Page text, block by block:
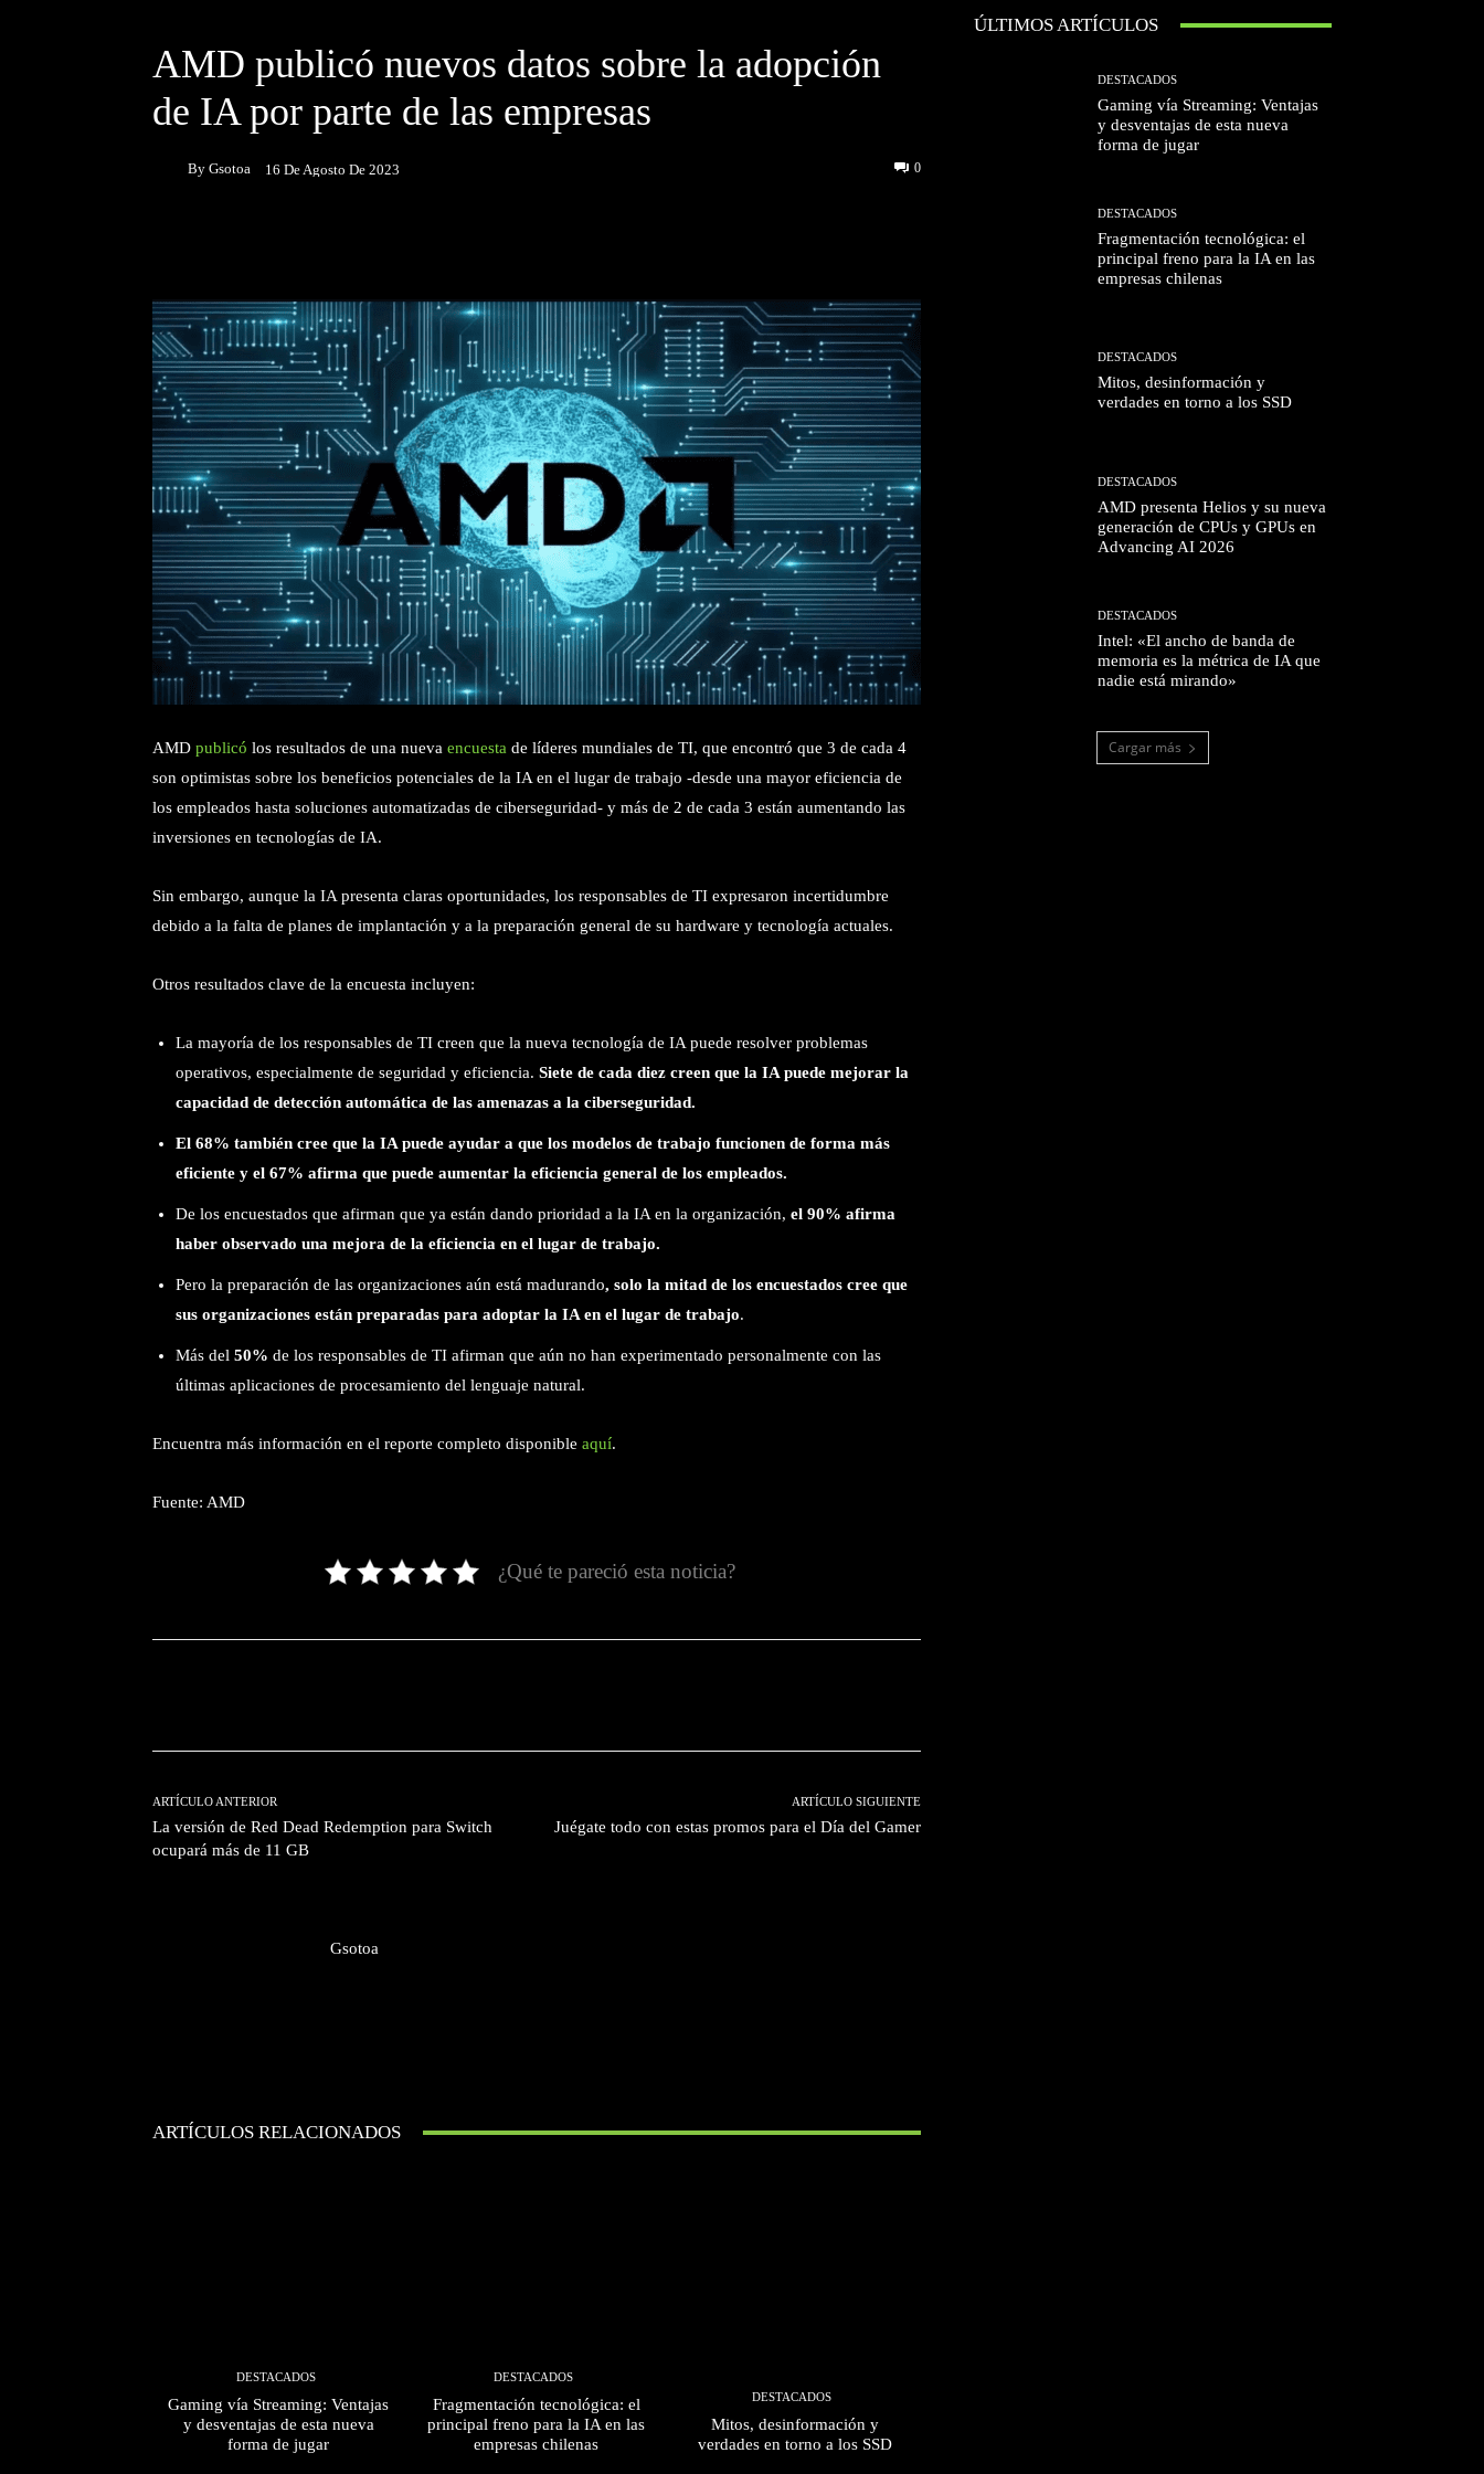
AMD publicó nuevos datos sobre la adopción
de IA por parte de las empresas
By Gsotoa 16 De Agosto De 2023 0
AMD publicó los resultados de una nueva encuesta de líderes mundiales de TI, que encontró que 3 de cada 4
son optimistas sobre los beneficios potenciales de la IA en el lugar de trabajo -desde una mayor eficiencia de
los empleados hasta soluciones automatizadas de ciberseguridad- y más de 2 de cada 3 están aumentando las
inversiones en tecnologías de IA.
Sin embargo, aunque la IA presenta claras oportunidades, los responsables de TI expresaron incertidumbre
debido a la falta de planes de implantación y a la preparación general de su hardware y tecnología actuales.
Otros resultados clave de la encuesta incluyen:
La mayoría de los responsables de TI creen que la nueva tecnología de IA puede resolver problemas
operativos, especialmente de seguridad y eficiencia. Siete de cada diez creen que la IA puede mejorar la
capacidad de detección automática de las amenazas a la ciberseguridad.
El 68% también cree que la IA puede ayudar a que los modelos de trabajo funcionen de forma más
eficiente y el 67% afirma que puede aumentar la eficiencia general de los empleados.
De los encuestados que afirman que ya están dando prioridad a la IA en la organización, el 90% afirma
haber observado una mejora de la eficiencia en el lugar de trabajo.
Pero la preparación de las organizaciones aún está madurando, solo la mitad de los encuestados cree que
sus organizaciones están preparadas para adoptar la IA en el lugar de trabajo.
Más del 50% de los responsables de TI afirman que aún no han experimentado personalmente con las
últimas aplicaciones de procesamiento del lenguaje natural.
Encuentra más información en el reporte completo disponible aquí.
Fuente: AMD
¿Qué te pareció esta noticia?
ARTÍCULO ANTERIOR
La versión de Red Dead Redemption para Switch
ocupará más de 11 GB
ARTÍCULO SIGUIENTE
Juégate todo con estas promos para el Día del Gamer
Gsotoa
ARTÍCULOS RELACIONADOS
DESTACADOS
Gaming vía Streaming: Ventajas
y desventajas de esta nueva
forma de jugar
DESTACADOS
Fragmentación tecnológica: el
principal freno para la IA en las
empresas chilenas
DESTACADOS
Mitos, desinformación y
verdades en torno a los SSD
ÚLTIMOS ARTÍCULOS
DESTACADOS
Gaming vía Streaming: Ventajas
y desventajas de esta nueva
forma de jugar
DESTACADOS
Fragmentación tecnológica: el
principal freno para la IA en las
empresas chilenas
DESTACADOS
Mitos, desinformación y
verdades en torno a los SSD
DESTACADOS
AMD presenta Helios y su nueva
generación de CPUs y GPUs en
Advancing AI 2026
DESTACADOS
Intel: «El ancho de banda de
memoria es la métrica de IA que
nadie está mirando»
Cargar más